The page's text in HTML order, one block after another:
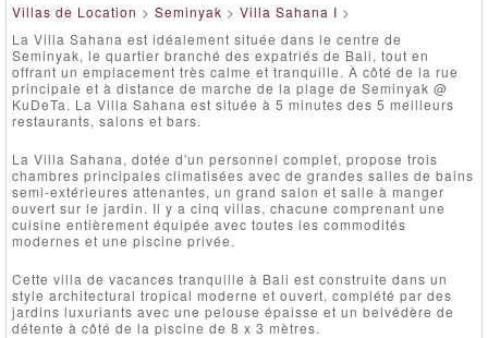
Villas de Location > Seminyak > Villa Sahana I >
La Villa Sahana est idéalement située dans le centre de
Seminyak, le quartier branché des expatriés de Bali, tout en
offrant un emplacement très calme et tranquille. À côté de la rue
principale et à distance de marche de la plage de Seminyak @
KuDeTa. La Villa Sahana est située à 5 minutes des 5 meilleurs
restaurants, salons et bars.
La Villa Sahana, dotée d'un personnel complet, propose trois
chambres principales climatisées avec de grandes salles de bains
semi-extérieures attenantes, un grand salon et salle à manger
ouvert sur le jardin. Il y a cinq villas, chacune comprenant une
cuisine entièrement équipée avec toutes les commodités
modernes et une piscine privée.
Cette villa de vacances tranquille à Bali est construite dans un
style architectural tropical moderne et ouvert, complété par des
jardins luxuriants avec une pelouse épaisse et un belvédère de
détente à côté de la piscine de 8 x 3 mètres.